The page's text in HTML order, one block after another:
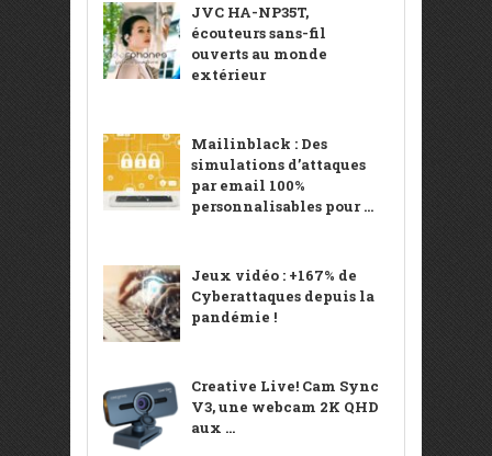
JVC HA-NP35T,
écouteurs sans-fil
ouverts au monde
extérieur
Mailinblack : Des
simulations d’attaques
par email 100%
personnalisables pour ...
Jeux vidéo : +167% de
Cyberattaques depuis la
pandémie !
Creative Live! Cam Sync
V3, une webcam 2K QHD
aux ...